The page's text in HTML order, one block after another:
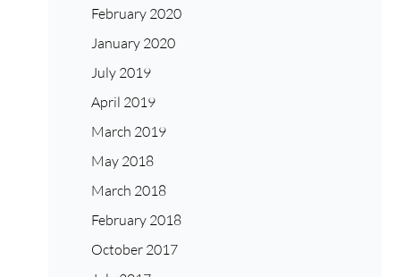
February 2020
January 2020
July 2019
April 2019
March 2019
May 2018
March 2018
February 2018
October 2017